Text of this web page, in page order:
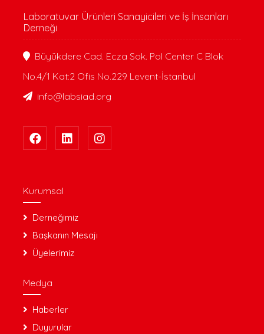
Laboratuvar Ürünleri Sanayicileri ve İş İnsanları
Derneği
Büyükdere Cad. Ecza Sok. Pol Center C Blok
No.4/1 Kat:2 Ofis No.229 Levent-İstanbul
info@labsiad.org
Kurumsal
Derneğimiz
Başkanın Mesajı
Üyelerimiz
Medya
Haberler
Duyurular